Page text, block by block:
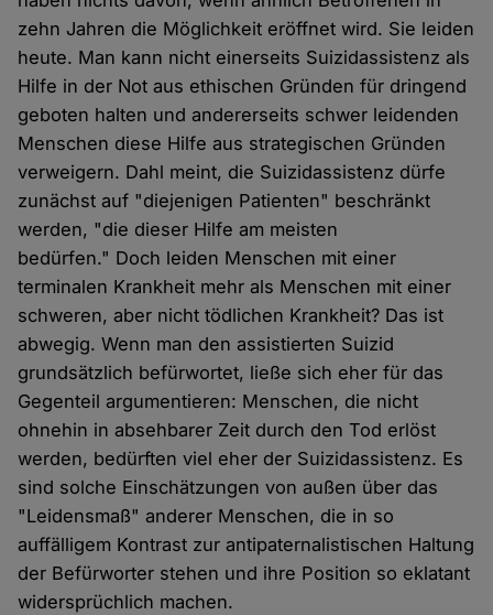
zehn Jahren die Möglichkeit eröffnet wird. Sie leiden
heute. Man kann nicht einerseits Suizidassistenz als
Hilfe in der Not aus ethischen Gründen für dringend
geboten halten und andererseits schwer leidenden
Menschen diese Hilfe aus strategischen Gründen
verweigern. Dahl meint, die Suizidassistenz dürfe
zunächst auf "diejenigen Patienten" beschränkt
werden, "die dieser Hilfe am meisten
bedürfen." Doch leiden Menschen mit einer
terminalen Krankheit mehr als Menschen mit einer
schweren, aber nicht tödlichen Krankheit? Das ist
abwegig. Wenn man den assistierten Suizid
grundsätzlich befürwortet, ließe sich eher für das
Gegenteil argumentieren: Menschen, die nicht
ohnehin in absehbarer Zeit durch den Tod erlöst
werden, bedürften viel eher der Suizidassistenz. Es
sind solche Einschätzungen von außen über das
"Leidensmaß" anderer Menschen, die in so
auffälligem Kontrast zur antipaternalistischen Haltung
der Befürworter stehen und ihre Position so eklatant
widersprüchlich machen.